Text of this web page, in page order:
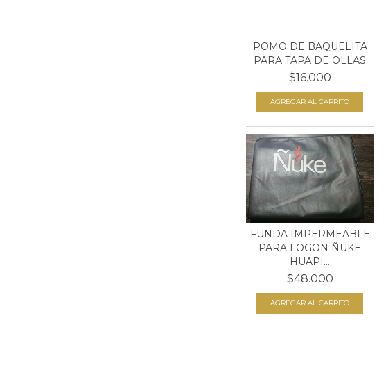
POMO DE BAQUELITA
PARA TAPA DE OLLAS
$16.000
FUNDA IMPERMEABLE
PARA FOGON ÑUKE
HUAPI...
$48.000